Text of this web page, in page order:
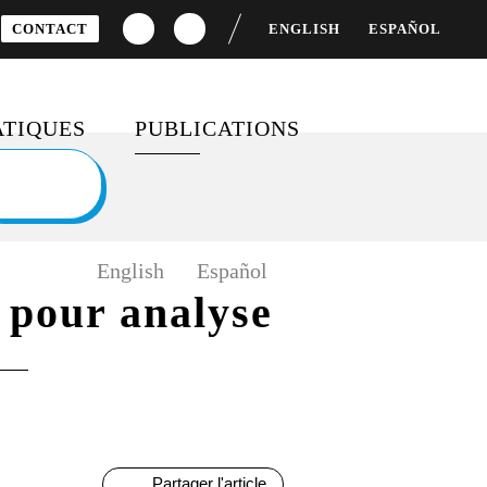
CONTACT ENGLISH ESPAÑOL
DU
FEMMES-HOMMES
PUBLICATIONS
FICHES PÉDAGOGIQUES
ENGAGEMENT CITOYEN
English Español
analyse
Partager l'article